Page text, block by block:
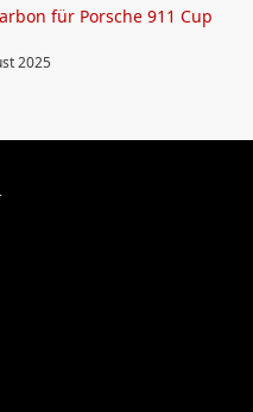
für Porsche 911 Cup
2025